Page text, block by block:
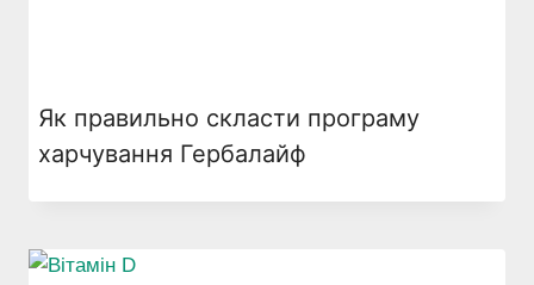
Як правильно скласти програму
харчування Гербалайф